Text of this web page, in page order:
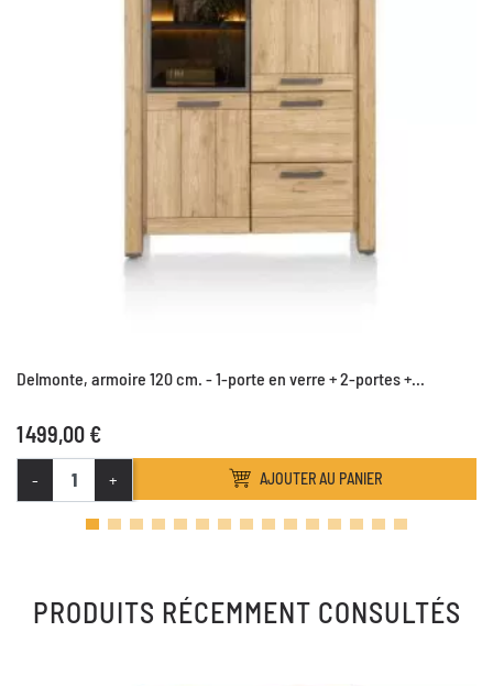
Delmonte, armoire 120 cm. - 1-porte en verre + 2-portes +...
1 499,00 €
- + AJOUTER AU PANIER
PRODUITS RÉCEMMENT CONSULTÉS